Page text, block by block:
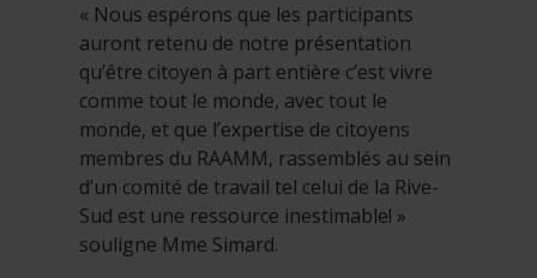
« Nous espérons que les participants
auront retenu de notre présentation
qu’être citoyen à part entière c’est vivre
comme tout le monde, avec tout le
monde, et que l’expertise de citoyens
membres du RAAMM, rassemblés au sein
d’un comité de travail tel celui de la Rive-
Sud est une ressource inestimable! »
souligne Mme Simard.